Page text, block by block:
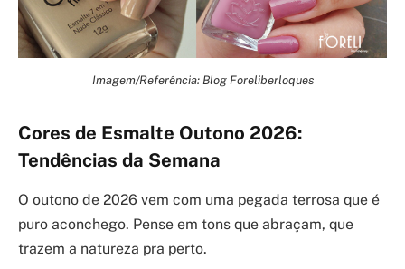
Imagem/Referência: Blog Foreliberloques
Cores de Esmalte Outono 2026:
Tendências da Semana
O outono de 2026 vem com uma pegada terrosa que é
puro aconchego. Pense em tons que abraçam, que
trazem a natureza pra perto.